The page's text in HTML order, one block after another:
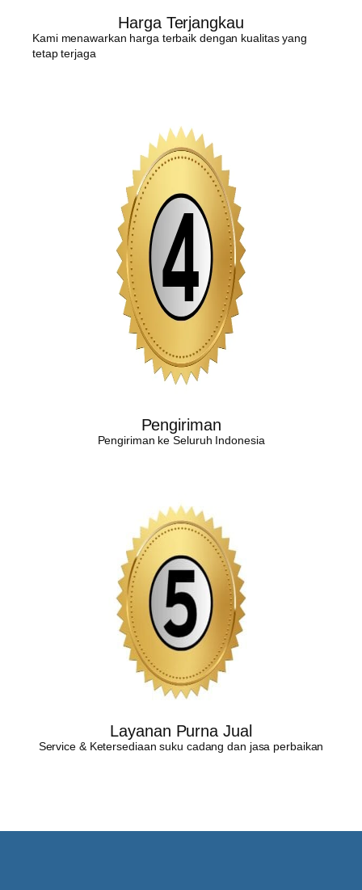
Harga Terjangkau
Kami menawarkan harga terbaik dengan kualitas yang
tetap terjaga
Pengiriman
Pengiriman ke Seluruh Indonesia
Layanan Purna Jual
Service & Ketersediaan suku cadang dan jasa perbaikan